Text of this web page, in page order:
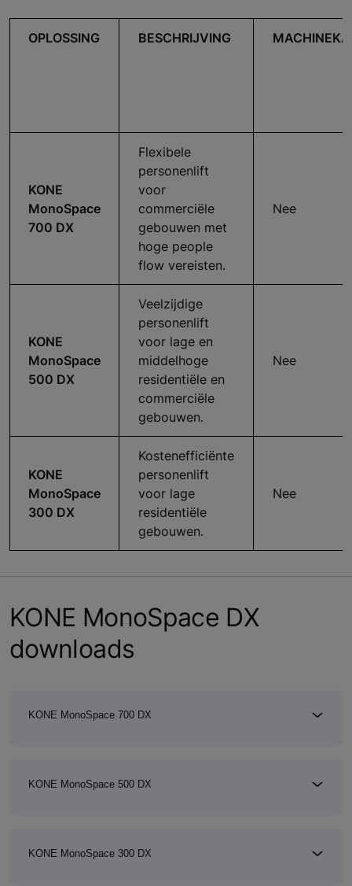
OPLOSSING BESCHRIJVING
KONE
MonoSpace
700 DX
Flexibele
personenlift
voor
commerciële
gebouwen met
hoge people
flow vereisten.
Nee
KONE
MonoSpace
500 DX
Veelzijdige
personenlift
voor lage en
middelhoge
residentiële en
commerciële
gebouwen.
Nee
KONE
MonoSpace
300 DX
Kostenefficiënte
personenlift
voor lage
residentiële
gebouwen.
Nee
KONE MonoSpace DX
downloads
KONE MonoSpace 700 DX
KONE MonoSpace 500 DX
KONE MonoSpace 300 DX